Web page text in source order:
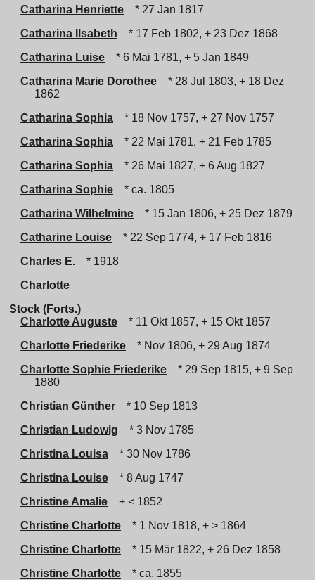
Catharina Henriette
* 27 Jan 1817
Catharina Ilsabeth
* 17 Feb 1802, + 23 Dez 1868
Catharina Luise
* 6 Mai 1781, + 5 Jan 1849
Catharina Marie Dorothee
* 28 Jul 1803, + 18 Dez
1862
Catharina Sophia
* 18 Nov 1757, + 27 Nov 1757
Catharina Sophia
* 22 Mai 1781, + 21 Feb 1785
Catharina Sophia
* 26 Mai 1827, + 6 Aug 1827
Catharina Sophie
* ca. 1805
Catharina Wilhelmine
* 15 Jan 1806, + 25 Dez 1879
Catharine Louise
* 22 Sep 1774, + 17 Feb 1816
Charles E.
* 1918
Charlotte
Stock (Forts.)
Charlotte Auguste
* 11 Okt 1857, + 15 Okt 1857
Charlotte Friederike
* Nov 1806, + 29 Aug 1874
Charlotte Sophie Friederike
* 29 Sep 1815, + 9 Sep
1880
Christian Günther
* 10 Sep 1813
Christian Ludowig
* 3 Nov 1785
Christina Louisa
* 30 Nov 1786
Christina Louise
* 8 Aug 1747
Christine Amalie
+ < 1852
Christine Charlotte
* 1 Nov 1818, + > 1864
Christine Charlotte
* 15 Mär 1822, + 26 Dez 1858
Christine Charlotte
* ca. 1855